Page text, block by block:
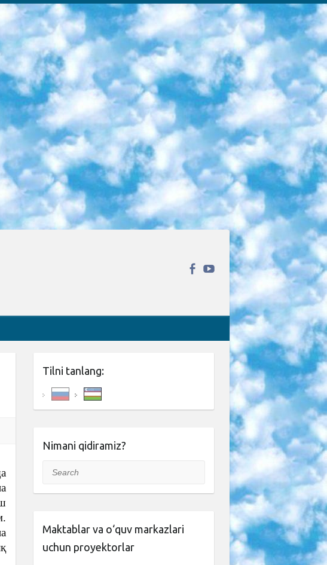
аудиторию, часть контента всё же доступна только на английском. 3. «Лекторий Физтеха» Проект Московского физико-технического института (Физтеха). С его помощью вы можете смотреть онлайн серии лекций, записанные на видео в этом вузе. В числе доступных предметов — физика, биология, химия, информационные технологии и другие. К некоторым лекциям администрация ресурса прилагает готовые конспекты, которые можно скачивать в PDF-формате. 4. ITMOcourses Онлайн-площадка Санкт-Петербургского национального исследовательского университета информационных технологий, механики и оптики (ИТМО). Ресурс предоставляет свободный доступ к курсам, разработанным в этом вузе. Каталог материалов разбит на четыре категории: «Оптические системы и технологии», «Приборостроение и робототехника», «Информационные технологии» и «Биотехнологии». Курсы состоят из видеолекций, интерактивных демонстраций и заданий. 5. «КиберЛенинка» Электронная научная библиотека открытого доступа. Каталог площадки регулярно обрастает текстами статей из различных научных изданий. Сгруппированные по журналам и рубрикам публикации можно читать онлайн или скачивать целиком в PDF-формате. Проект нацелен на популяризацию науки за счёт открытого доступа к качественной информации. 6. «ПостНаука» На этом ресурсе публикуют подборки видеолекций, составленные экспертами из разных отраслей и объединённые общими темами. Среди них, к примеру, есть серии «Биоинформатика и геномика», «Культура средневековой Скандинавии» и Cinema Studies о теории кино. Каждая подборка лекций — логически связанная история, рассказанная экспертом от первого лица. Кроме того, на сайте появляются научно-образовательные статьи и тесты на разные темы. 7. «Newочём» Команда проекта «Newочём» отбирает самые интересные тексты из англоязычных СМИ и переводит те из них, за которые голосуют участники сообщества «ВКонтакте». По большей части это научно-популярные статьи. Редакторы придумывают лишь заголовки, в остальном содержание переводов соответствует оригиналам. Полные тексты можно читать прямо в социальной сети. 8. InternetUrok Онлайн-база материалов по основным дисциплинам школьной программы. Информация на сайте структурирована по классам, предметам и темам (урокам). Каждый урок состоит из видеолекций и конспектов. Есть также интерактивные тренажёры и тесты для закрепления пройденного материала. Даже если вы давно окончили школу, возможность повторить программу старших классов всегда может пригодиться. 9. Edutainme Ещё один ресурс об образовании. В отличие от Newtonew, как мне кажется, Edutainme больше ориентируется на представителей индустрии: педагогов, предпринимателей, разработчиков образовательных проектов. Но и любой, кто просто стремится к саморазвитию, найдёт на сайте много полезного и интересного для себя. Например, информацию о новых курсах и образовательных сервисах. 10. Newtonew Онлайн-медиа об образовании и обучении в широком смысле. Авторы Newtonew пишут об инструментах, заведениях, тактиках и стратегиях, которые помогают учить других и получать новые знания самостоятельно. На этой площадке вы найдёте новости, обзоры, аналитические мат
Tilni tanlang:
Nimani qidiramiz?
Search
Maktablar va o‘quv markazlari
uchun proyektorlar